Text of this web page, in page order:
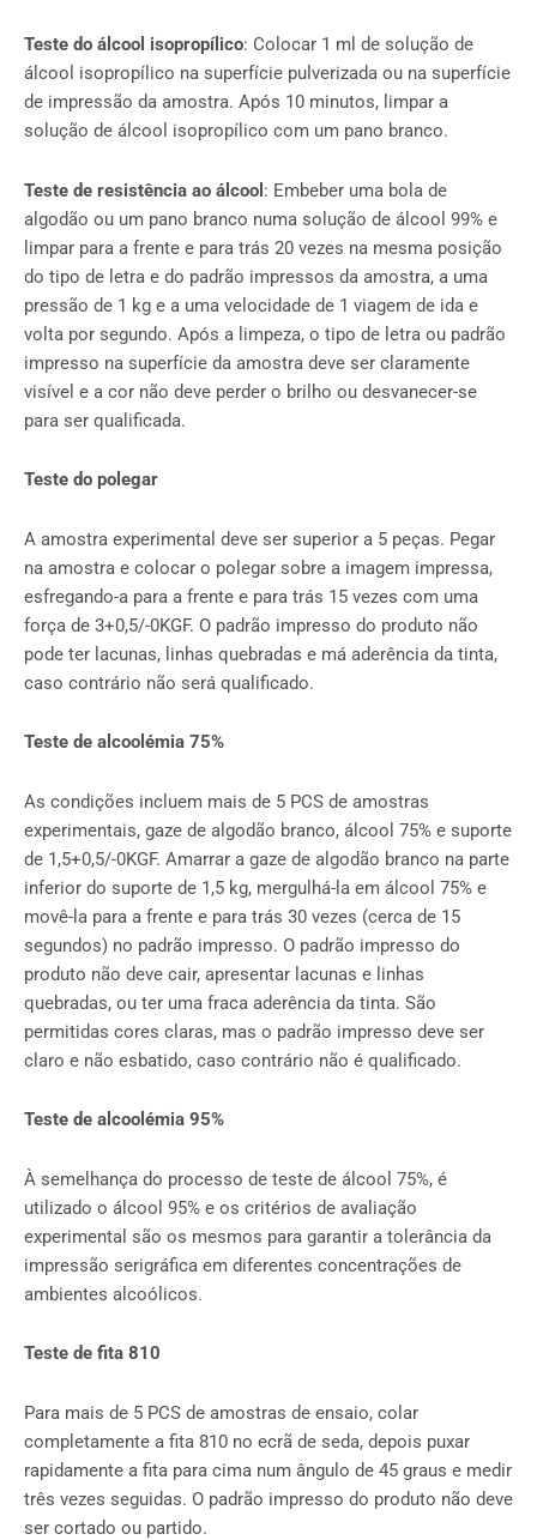
Teste do álcool isopropílico: Colocar 1 ml de solução de
álcool isopropílico na superfície pulverizada ou na superfície
de impressão da amostra. Após 10 minutos, limpar a
solução de álcool isopropílico com um pano branco.
Teste de resistência ao álcool : Embeber uma bola de
algodão ou um pano branco numa solução de álcool 99% e
limpar para a frente e para trás 20 vezes na mesma posição
do tipo de letra e do padrão impressos da amostra, a uma
pressão de 1 kg e a uma velocidade de 1 viagem de ida e
volta por segundo. Após a limpeza, o tipo de letra ou padrão
impresso na superfície da amostra deve ser claramente
visível e a cor não deve perder o brilho ou desvanecer-se
para ser qualificada.
Teste do polegar
A amostra experimental deve ser superior a 5 peças. Pegar
na amostra e colocar o polegar sobre a imagem impressa,
esfregando-a para a frente e para trás 15 vezes com uma
força de 3+0,5/-0KGF. O padrão impresso do produto não
pode ter lacunas, linhas quebradas e má aderência da tinta,
caso contrário não será qualificado.
Teste de alcoolémia 75%
As condições incluem mais de 5 PCS de amostras
experimentais, gaze de algodão branco, álcool 75% e suporte
de 1,5+0,5/-0KGF. Amarrar a gaze de algodão branco na parte
inferior do suporte de 1,5 kg, mergulhá-la em álcool 75% e
movê-la para a frente e para trás 30 vezes (cerca de 15
segundos) no padrão impresso. O padrão impresso do
produto não deve cair, apresentar lacunas e linhas
quebradas, ou ter uma fraca aderência da tinta. São
permitidas cores claras, mas o padrão impresso deve ser
claro e não esbatido, caso contrário não é qualificado.
Teste de alcoolémia 95%
À semelhança do processo de teste de álcool 75%, é
utilizado o álcool 95% e os critérios de avaliação
experimental são os mesmos para garantir a tolerância da
impressão serigráfica em diferentes concentrações de
ambientes alcoólicos.
Teste de fita 810
Para mais de 5 PCS de amostras de ensaio, colar
completamente a fita 810 no ecrã de seda, depois puxar
rapidamente a fita para cima num ângulo de 45 graus e medir
três vezes seguidas. O padrão impresso do produto não deve
ser cortado ou partido.